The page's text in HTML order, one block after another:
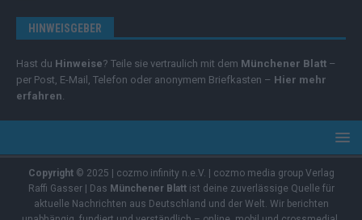
HINWEISGEBER
Hast du Hinweise? Teile sie vertraulich mit dem Münchener Blatt –
per Post, E-Mail, Telefon oder anonymem Briefkasten – Hier mehr
erfahren.
Copyright© 2025 | cozmo infinity n.e.V. | cozmo media group Verlag
Raffi Gasser | Das Münchener Blattist deine zuverlässige Quelle für
aktuelle Nachrichten aus Deutschland und der Welt. Wir berichten